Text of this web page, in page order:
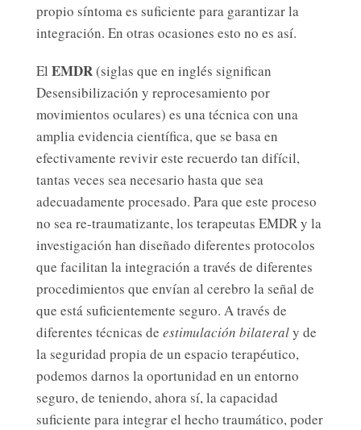
propio síntoma es suficiente para garantizar la
integración. En otras ocasiones esto no es así.
El EMDR(siglas que en inglés significan
Desensibilización y reprocesamiento por
movimientos oculares) es una técnica con una
amplia evidencia científica, que se basa en
efectivamente revivir este recuerdo tan difícil,
tantas veces sea necesario hasta que sea
adecuadamente procesado. Para que este proceso
no sea re-traumatizante, los terapeutas EMDR y la
investigación han diseñado diferentes protocolos
que facilitan la integración a través de diferentes
procedimientos que envían al cerebro la señal de
que está suficientemente seguro. A través de
diferentes técnicas de estimulación bilateraly de
la seguridad propia de un espacio terapéutico,
podemos darnos la oportunidad en un entorno
seguro, de teniendo, ahora sí, la capacidad
suficiente para integrar el hecho traumático, poder